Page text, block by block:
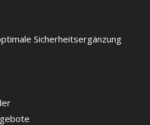
Sicherheitsergänzung